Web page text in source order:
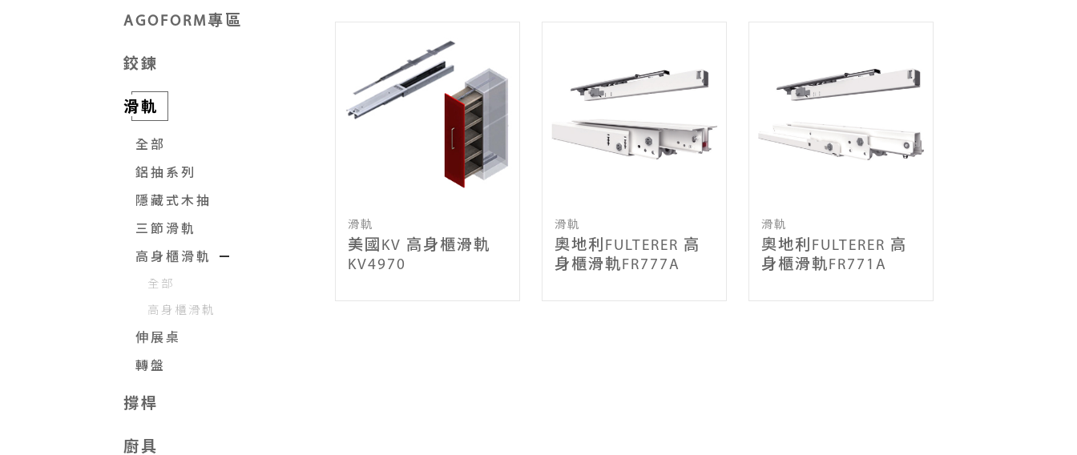
AGOFORM專區
鉸鍊
滑軌
全部
鋁抽系列
隱藏式木抽
三節滑軌
高身櫃滑軌
全部
高身櫃滑軌
伸展桌
轉盤
撐桿
廚具
滑軌
美國KV 高身櫃滑軌
KV4970
滑軌
奧地利FULTERER 高
身櫃滑軌FR777A
滑軌
奧地利FULTERER 高
身櫃滑軌FR771A